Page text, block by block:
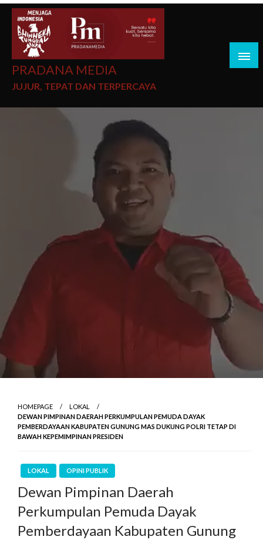
PRADANA MEDIA
JUJUR, TEPAT DAN TERPERCAYA
HOMEPAGE
LOKAL
DEWAN PIMPINAN DAERAH PERKUMPULAN PEMUDA DAYAK
PEMBERDAYAAN KABUPATEN GUNUNG MAS DUKUNG POLRI TETAP DI
BAWAH KEPEMIMPINAN PRESIDEN
LOKAL OPINI PUBLIK
Dewan Pimpinan Daerah
Perkumpulan Pemuda Dayak
Pemberdayaan Kabupaten Gunung